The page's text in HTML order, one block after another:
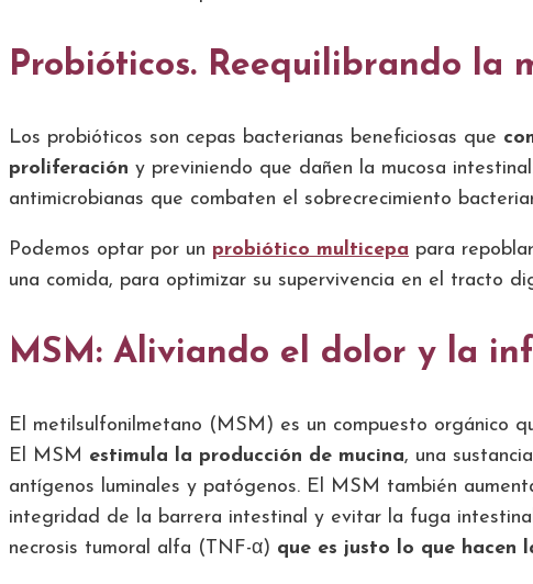
Probióticos. Reequilibrando la
Los probióticos son cepas bacterianas beneficiosas que
proliferación y previniendo que dañen la mucosa
antimicrobianas que combaten el sobrecrecimiento
Podemos optar por un probiótico multicepa para
una comida, para optimizar su supervivencia en el tracto
MSM: Aliviando el dolor y la
El metilsulfonilmetano (MSM) es un compuesto orgánico
El MSM estimula la producción de mucina, una
antígenos luminales y patógenos. El MSM también
integridad de la barrera intestinal y evitar la fuga
necrosis tumoral alfa (TNF-α) que es justo lo que hacen